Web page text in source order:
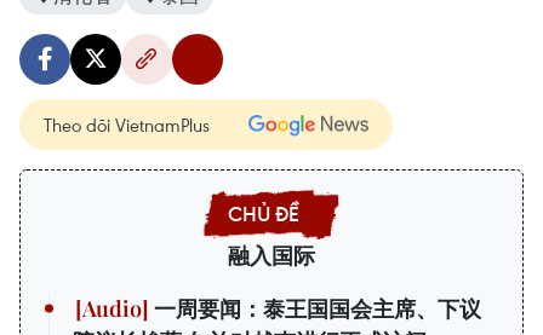
Theo dõi VietnamPlus
融入国际
一周要闻：泰王国国会主席、下议